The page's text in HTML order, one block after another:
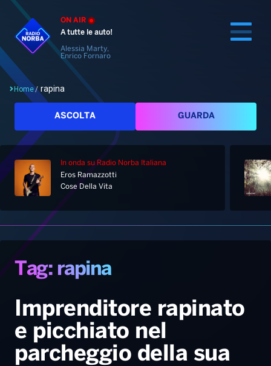
ON AIR
A tutte le auto!
Alessia Marty,
Enrico Fornaro
Home
Palinsesto
Hit Dance
Giochi&Concorsi
PALATOUR
Notizie
Locali
Musica e Spettacolo
Sport
Radio Norba Consiglia
Playlist
Generale
Novità
Notiziario
Interviste
Oroscopo
Gallery
Radio Norba News TV
Voce al Bari
Battiti Live 2026
Home/ rapina
ASCOLTA GUARDA
In onda su Radio Norba Italiana
Eros Ramazzotti
Cose Della Vita
Tag: rapina
Imprenditore rapinato
e picchiato nel
parcheggio della sua